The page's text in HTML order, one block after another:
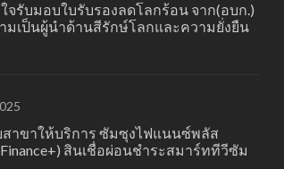
ใจรับมอบใบรับรองลดโลกร้อน จาก(อบก.)
มเป็นผู้นำด้านสีรักษ์โลกและความยั่งยืน
าขาให้บริการ ซัมซุงไฟแนนซ์พลัส
Finance+) สินเชื่อผ่อนชำระสมาร์ททีวีซัม